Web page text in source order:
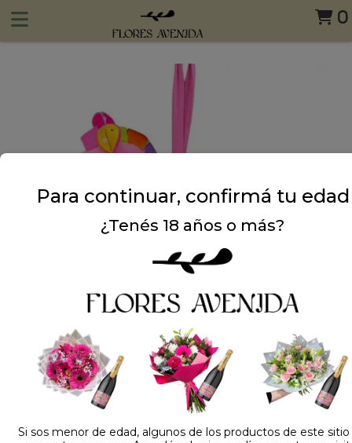
0
Dejá tu opinión
NOMBRE
Para continuar, confirmá tu edad
¿Tenés 18 años o más?
Si sos menor de edad, algunos de los productos de este